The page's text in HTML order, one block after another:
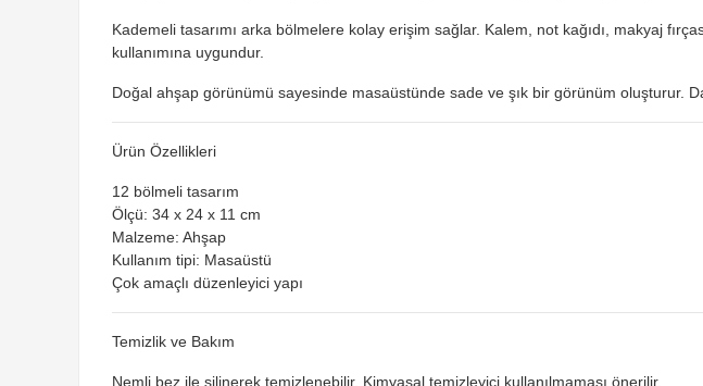
Kademeli tasarımı arka bölmelere kolay erişim sağlar. Kalem, not kağıdı, makyaj
kullanımına uygundur.
Doğal ahşap görünümü sayesinde masaüstünde sade ve şık bir görünüm oluşturur.
Ürün Özellikleri
12 bölmeli tasarım
Ölçü: 34 x 24 x 11 cm
Malzeme: Ahşap
Kullanım tipi: Masaüstü
Çok amaçlı düzenleyici yapı
Temizlik ve Bakım
Nemli bez ile silinerek temizlenebilir. Kimyasal temizleyici kullanılmaması önerilir.